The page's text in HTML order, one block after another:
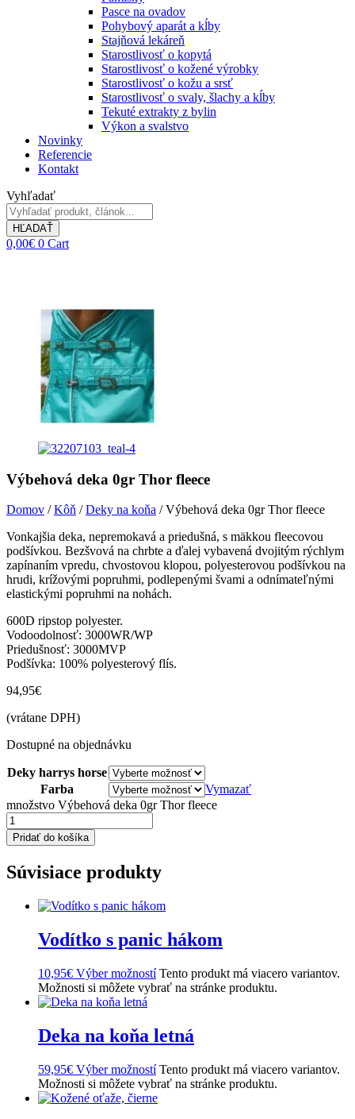
Pasce na ovadov
Pohybový aparát a kĺby
Stajňová lekáreň
Starostlivosť o kopytá
Starostlivosť o kožené výrobky
Starostlivosť o kožu a srsť
Starostlivosť o svaly, šlachy a kĺby
Tekuté extrakty z bylin
Výkon a svalstvo
Novinky
Referencie
Kontakt
Vyhľadať
HĽADAŤ
0,00€ 0 Cart
Výbehová deka 0gr Thor fleece
Domov /Kôň /Deky na koňa / Výbehová deka 0gr Thor fleece
Vonkajšia deka, nepremokavá a priedušná, s mäkkou fleecovou
podšívkou. Bezšvová na chrbte a ďalej vybavená dvojitým rýchlym
zapínaním vpredu, chvostovou klopou, polyesterovou podšívkou na
hrudi, krížovými popruhmi, podlepenými švami a odnímateľnými
elastickými popruhmi na nohách.
600D ripstop polyester.
Vodoodolnosť: 3000WR/WP
Priedušnosť: 3000MVP
Podšívka: 100% polyesterový flís.
94,95€
(vrátane DPH)
Dostupné na objednávku
Deky harrys horse
Farba
Vymazať
množstvo Výbehová deka 0gr Thor fleece
Pridať do košíka
Súvisiace produkty
Vodítko s panic hákom
10,95€ Výber možností Tento produkt má viacero variantov.
Možnosti si môžete vybrať na stránke produktu.
Deka na koňa letná
59,95€ Výber možností Tento produkt má viacero variantov.
Možnosti si môžete vybrať na stránke produktu.